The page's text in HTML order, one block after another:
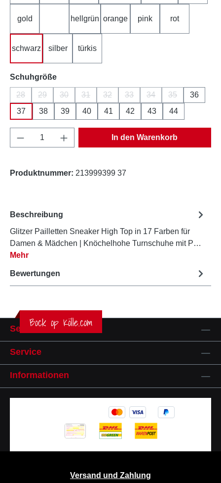
gold
(Diese Option ist zurzeit nicht verfügbar.)
hellgrün orange pink rot
schwarz silber türkis
Schuhgrößeauswählen
28
(Diese Option ist zurzeit nicht verfügbar.)
29
(Diese Option ist zurzeit nicht verfügbar.)
30
(Diese Option ist zurzeit nicht verfügbar.)
31
(Diese Option ist zurzeit nicht verfügbar.)
32
(Diese Option ist zurzeit nicht
33
(Diese Option ist zurzeit
34
(Diese Option ist
35
(Diese Option
36
37
38 39 40 41 42 43 44
Produkt Anzahl: Gib den gewünschten
In den Warenkorb
Produktnummer: 213999399 37
Beschreibung
Glitzer Pailletten Sneaker High Top in 17 Farben für
Damen & Mädchen | Knöchelhohe Turnschuhe mit P…
Mehr
Bewertungen
Bock op Kölle.com
Service-Hotline
Service
Informationen
Versand und Zahlung